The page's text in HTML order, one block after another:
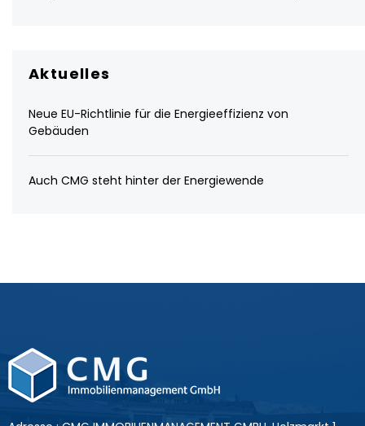
Aktuelles
Neue EU-Richtlinie für die Energieeffizienz von
Gebäuden
Auch CMG steht hinter der Energiewende